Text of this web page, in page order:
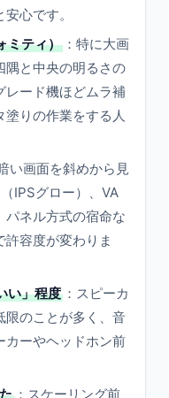
心です。
ミティ） ：特に大画
隅と中央の明るさの
レード機ほどムラ補
塗りの作業をする人
い画面を斜めから見
IPSグロー）、VA
パネル方式の宿命な
容度が変わりま
い」程度 ：スピーカ
限のことが多く、音
カーやヘッドホン前
：スケーリング前